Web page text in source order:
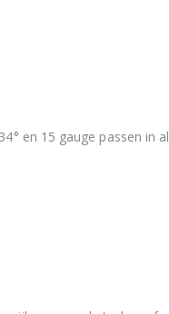
en 15 gauge passen in